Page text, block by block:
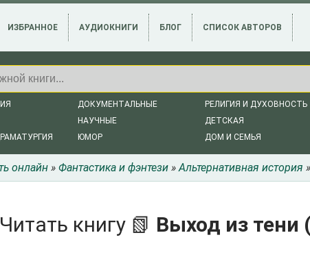
ИЗБРАННОЕ АУДИОКНИГИ БЛОГ СПИСОК АВТОРОВ
ДОКУМЕНТАЛЬНЫЕ
НАУЧНЫЕ
ЮМОР
РЕЛИГИЯ И ДУХОВНОСТЬ
ДЕТСКАЯ
ДОМ И СЕМЬЯ
онлайн » Фантастика и фэнтези »Альтернативная история
Читать книгу 📗 Выход из